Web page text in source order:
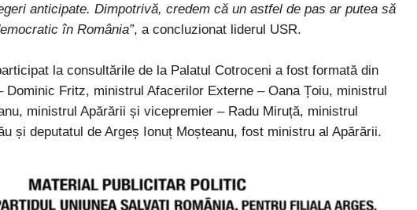
anticipate. Dimpotrivă, credem că un astfel de pas ar putea să
în România”, a concluzionat liderul USR.
la consultările de la Palatul Cotroceni a fost formată din
Dominic Fritz, ministrul Afacerilor Externe – Oana Țoiu, ministrul
ministrul Apărării și vicepremier – Radu Miruță, ministrul
și deputatul de Argeș Ionuț Moșteanu, fost ministru al Apărării.